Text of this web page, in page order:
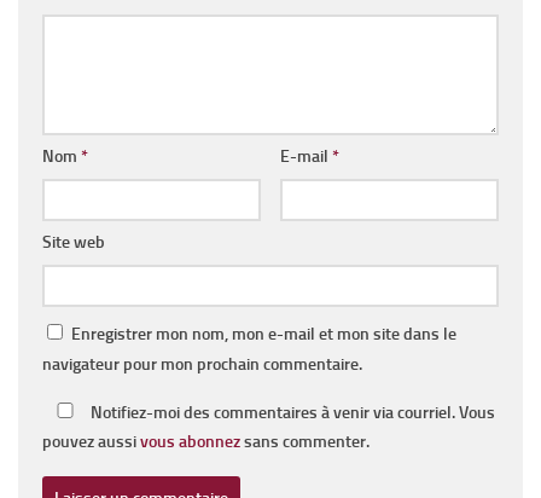
Nom * E-mail *
Site web
Enregistrer mon nom, mon e-mail et mon site dans le
navigateur pour mon prochain commentaire.
Notifiez-moi des commentaires à venir via courriel. Vous
pouvez aussivous abonnezsans commenter.